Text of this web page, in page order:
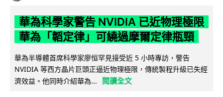
華為科學家警告 NVIDIA 已近物理極限
華為「韜定律」可繞過摩爾定律瓶頸
華為半導體首席科學家廖恒罕見接受近 5 小時專訪，警告
NVIDIA 等西方晶片巨頭正逼近物理極限，傳統製程升級已失經
濟效益。他同時介紹華為...
閱讀全文